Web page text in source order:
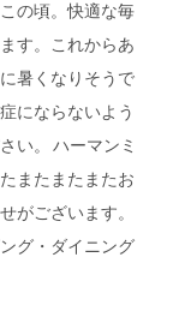
の頃。快適な毎
す。これからあ
暑くなりそうで
にならないよう
い。 ハーマンミ
またまたまたお
がございます。
グ・ダイニング